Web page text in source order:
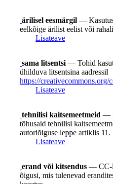
ärilisel eesmärgil — Kasutus
eelkõige ärilist eelist või
Lisateave
sama litsentsi — Tohid
ühilduva litsentsina aadressil
https://creativecommons.org/
Lisateave
tehnilisi kaitsemeetmeid —
tõhusaid tehnilisi
autoriõiguse leppe artiklis 11.
Lisateave
erand või kitsendus — CC-
õigusi, mis tulenevad